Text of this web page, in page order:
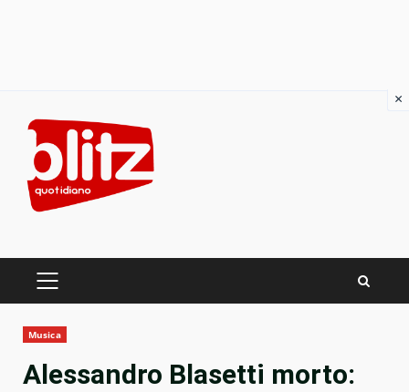
content
PRIMARY
Musica
Alessandro Blasetti morto:
×